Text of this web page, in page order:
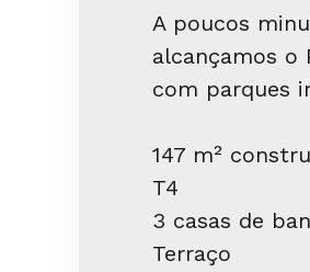
A poucos
alcançamos o
com parques
147 m²
T4
3 casas de
Terraço